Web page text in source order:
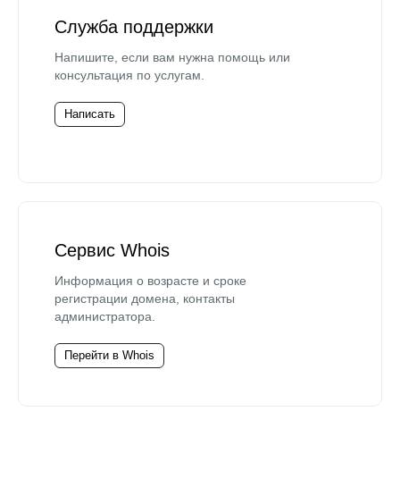
Служба поддержки
Напишите, если вам нужна помощь или
консультация по услугам.
Написать
Сервис Whois
Информация о возрасте и сроке
регистрации домена, контакты
администратора.
Перейти в Whois